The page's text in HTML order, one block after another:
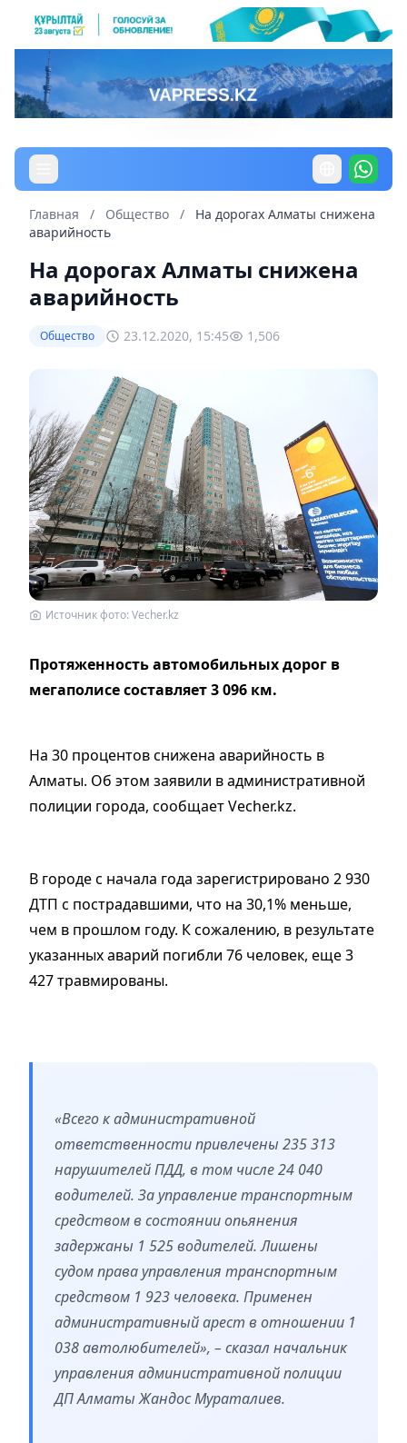
Главная / Общество /
На дорогах Алматы снижена
аварийность
На дорогах Алматы снижена
аварийность
Общество 23.12.2020, 15:45 1,506
Источник фото: Vecher.kz
Протяженность автомобильных дорог в
мегаполисе составляет 3 096 км.
На 30 процентов снижена аварийность в
Алматы. Об этом заявили в административной
полиции города, сообщает Vecher.kz.
В городе с начала года зарегистрировано 2 930
ДТП с пострадавшими, что на 30,1% меньше,
чем в прошлом году. К сожалению, в результате
указанных аварий погибли 76 человек, еще 3
427 травмированы.
«Всего к административной
ответственности привлечены 235 313
нарушителей ПДД, в том числе 24 040
водителей. За управление транспортным
средством в состоянии опьянения
задержаны 1 525 водителей. Лишены
судом права управления транспортным
средством 1 923 человека. Применен
административный арест в отношении 1
038 автолюбителей», – сказал начальник
управления административной полиции
ДП Алматы Жандос Мураталиев.